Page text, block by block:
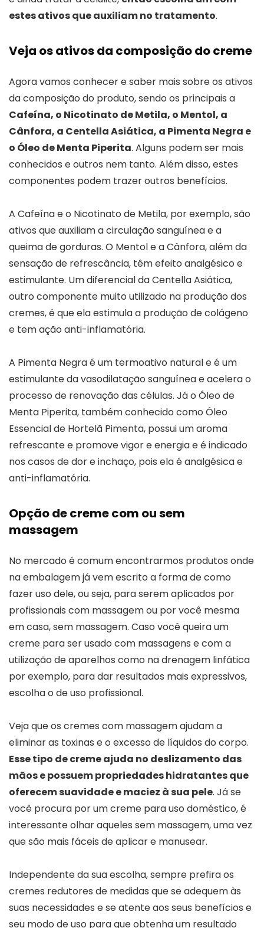
estes ativos que auxiliam no tratamento.
Veja os ativos da composição do creme
Agora vamos conhecer e saber mais sobre os ativos
da composição do produto, sendo os principais a
Cafeína, o Nicotinato de Metila, o Mentol, a
Cânfora, a Centella Asiática, a Pimenta Negra e
o Óleo de Menta Piperita. Alguns podem ser mais
conhecidos e outros nem tanto. Além disso, estes
componentes podem trazer outros benefícios.
A Cafeína e o Nicotinato de Metila, por exemplo, são
ativos que auxiliam a circulação sanguínea e a
queima de gorduras. O Mentol e a Cânfora, além da
sensação de refrescância, têm efeito analgésico e
estimulante. Um diferencial da Centella Asiática,
outro componente muito utilizado na produção dos
cremes, é que ela estimula a produção de colágeno
e tem ação anti-inflamatória.
A Pimenta Negra é um termoativo natural e é um
estimulante da vasodilatação sanguínea e acelera o
processo de renovação das células. Já o Óleo de
Menta Piperita, também conhecido como Óleo
Essencial de Hortelã Pimenta, possui um aroma
refrescante e promove vigor e energia e é indicado
nos casos de dor e inchaço, pois ela é analgésica e
anti-inflamatória.
Opção de creme com ou sem
massagem
No mercado é comum encontrarmos produtos onde
na embalagem já vem escrito a forma de como
fazer uso dele, ou seja, para serem aplicados por
profissionais com massagem ou por você mesma
em casa, sem massagem. Caso você queira um
creme para ser usado com massagens e com a
utilização de aparelhos como na drenagem linfática
por exemplo, para dar resultados mais expressivos,
escolha o de uso profissional.
Veja que os cremes com massagem ajudam a
eliminar as toxinas e o excesso de líquidos do corpo.
Esse tipo de creme ajuda no deslizamento das
mãos e possuem propriedades hidratantes que
oferecem suavidade e maciez à sua pele. Já se
você procura por um creme para uso doméstico, é
interessante olhar aqueles sem massagem, uma vez
que são mais fáceis de aplicar e manusear.
Independente da sua escolha, sempre prefira os
cremes redutores de medidas que se adequem às
suas necessidades e se atente aos seus benefícios e
seu modo de uso para que obtenha um resultado